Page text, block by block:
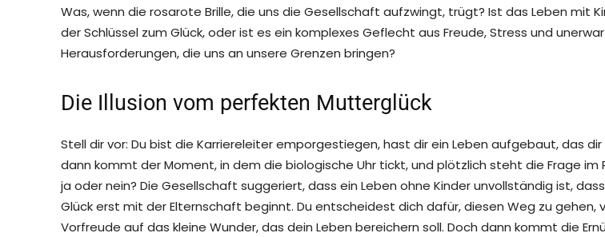
Was, wenn die rosarote Brille, die uns die Gesellschaft aufzwingt, trügt? Ist das Leben mit
der Schlüssel zum Glück, oder ist es ein komplexes Geflecht aus Freude, Stress und
Herausforderungen, die uns an unsere Grenzen bringen?
Die Illusion vom perfekten Mutterglück
Stell dir vor: Du bist die Karriereleiter emporgestiegen, hast dir ein Leben aufgebaut, das
dann kommt der Moment, in dem die biologische Uhr tickt, und plötzlich steht die Frage im
ja oder nein? Die Gesellschaft suggeriert, dass ein Leben ohne Kinder unvollständig ist,
Glück erst mit der Elternschaft beginnt. Du entscheidest dich dafür, diesen Weg zu gehen,
Vorfreude auf das kleine Wunder, das dein Leben bereichern soll. Doch dann kommt die